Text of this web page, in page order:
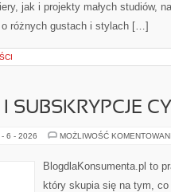
jak i projekty małych studiów,
różnych gustach i stylach […]
SUBSKRYPCJE
- 6 - 2026 MOŻLIWOŚĆ
BlogdlaKonsumenta.pl to
który skupia się na tym,